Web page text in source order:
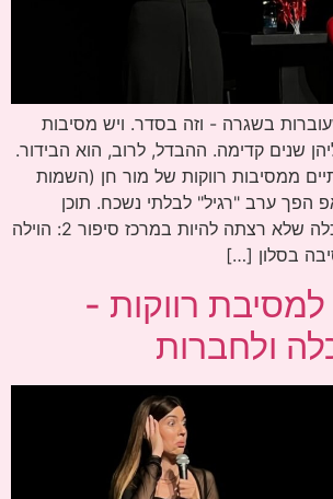
בשגרה - וזה בסדר. ויש מסיבות
שנים קדימה. ההבדל, לרוב, הוא הבידור.
אמיתיים ממסיבות רווקות של מור חן (השמות
הפך ערב "רגיל" לבלתי נשכח. תוכן
המאמר: סיפור 1: הכלה שלא רצתה להיות במרכז סיפור 2: הוילה
רווקות -
ולחברות